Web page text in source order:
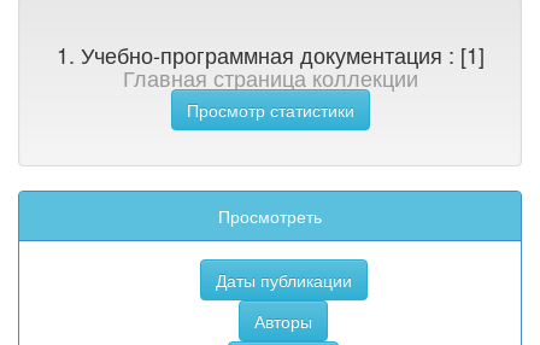
1. Учебно-программная документация : [1]
Главная страница коллекции
Просмотр статистики
Просмотреть